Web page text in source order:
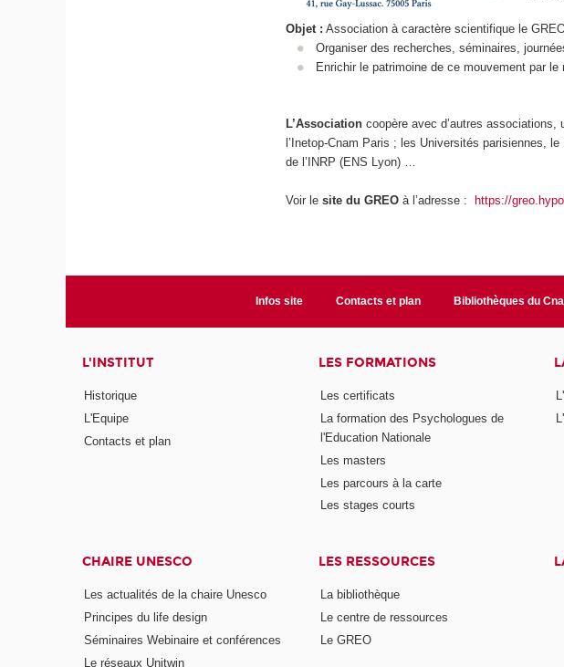
Objet : Association à caractère scientifique le
Organiser des recherches, séminaires,
Enrichir le patrimoine de ce mouvement par
L’Associationcoopère avec d’autres
l’Inetop-Cnam Paris ; les Universités parisiennes,
de l’INRP (ENS Lyon) …
Voir lesite du GREOà l’adresse : https://
Infos site Contacts et plan Bibliothèques du
L'INSTITUT
Historique
L'Equipe
Contacts et plan
LES FORMATIONS
Les certificats
La formation des Psychologues de
l'Education Nationale
Les masters
Les parcours à la carte
Les stages courts
CHAIRE UNESCO
Les actualités de la chaire Unesco
Principes du life design
Séminaires Webinaire et conférences
Le réseaux Unitwin
LES RESSOURCES
La bibliothèque
Le centre de ressources
Le GREO